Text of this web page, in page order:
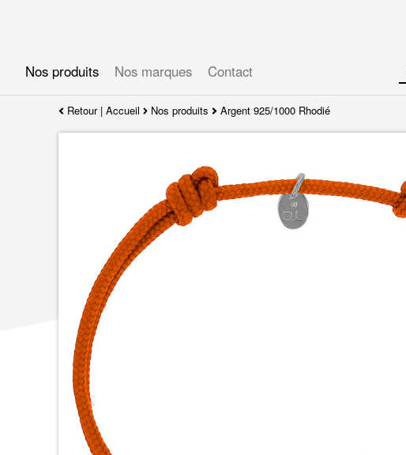
Nos produits Nos marques Contact
Retour| Accueil Nos produits Argent 925/1000 Rhodié